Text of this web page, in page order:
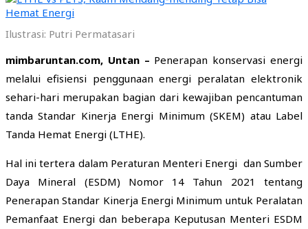
Ilustrasi: Putri Permatasari
mimbaruntan.com, Untan – Penerapan konservasi energi
melalui efisiensi penggunaan energi peralatan elektronik
sehari-hari merupakan bagian dari kewajiban pencantuman
tanda Standar Kinerja Energi Minimum (SKEM) atau Label
Tanda Hemat Energi (LTHE).
Hal ini tertera dalam Peraturan Menteri Energi dan Sumber
Daya Mineral (ESDM) Nomor 14 Tahun 2021 tentang
Penerapan Standar Kinerja Energi Minimum untuk Peralatan
Pemanfaat Energi dan beberapa Keputusan Menteri ESDM